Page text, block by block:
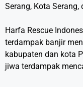
Serang, Kota Serang,
Harfa Rescue
terdampak banjir
kabupaten dan kota
jiwa terdampak